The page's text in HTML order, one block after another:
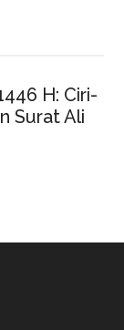
H: Ciri-
Surat Ali